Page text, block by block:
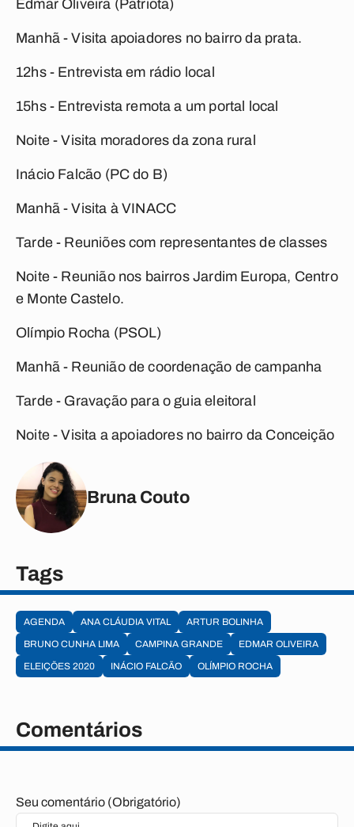
Edmar Oliveira (Patriota)
Manhã - Visita apoiadores no bairro da prata.
12hs - Entrevista em rádio local
15hs - Entrevista remota a um portal local
Noite - Visita moradores da zona rural
Inácio Falcão (PC do B)
Manhã - Visita à VINACC
Tarde - Reuniões com representantes de classes
Noite - Reunião nos bairros Jardim Europa, Centro
e Monte Castelo.
Olímpio Rocha (PSOL)
Manhã - Reunião de coordenação de campanha
Tarde - Gravação para o guia eleitoral
Noite - Visita a apoiadores no bairro da Conceição
Bruna Couto
Tags
AGENDA ANA CLÁUDIA VITAL
ARTUR BOLINHA
BRUNO CUNHA LIMA
CAMPINA GRANDE
EDMAR OLIVEIRA
ELEIÇÕES 2020
INÁCIO FALCÃO OLÍMPIO ROCHA
Comentários
Seu comentário (Obrigatório)